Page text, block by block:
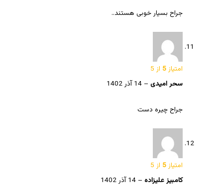
جراح بسیار خوبی هستند..
امتیاز5 از 5
سحر امیدی – 14 آذر 1402
جراح چیره دست
امتیاز5 از 5
کامبیز علیزاده – 14 آذر 1402